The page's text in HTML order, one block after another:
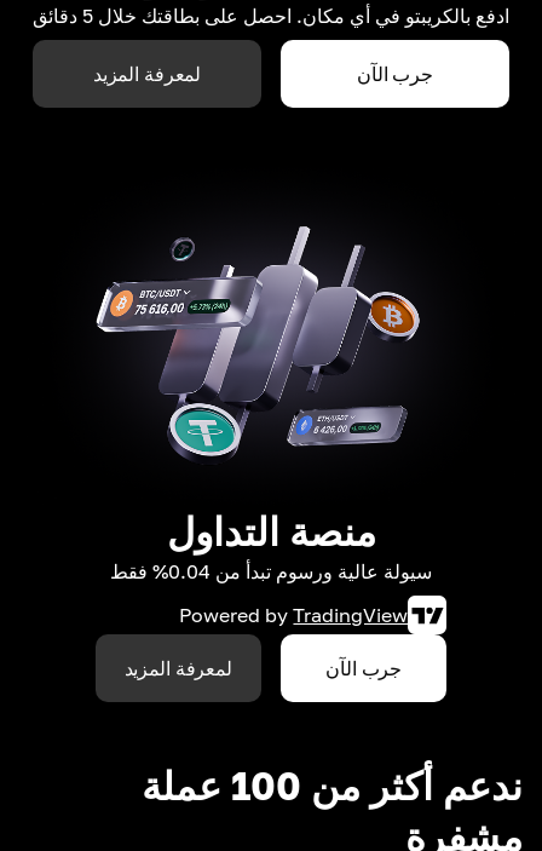
ادفع بالكريبتو في أي مكان. احصل على بطاقتك خلال 5 دقائق
جرب الآن لمعرفة المزيد
منصة التداول
سيولة عالية ورسوم تبدأ من 0.04% فقط
Powered by TradingView
جرب الآن لمعرفة المزيد
ندعم أكثر من 100 عملة
مشفرة